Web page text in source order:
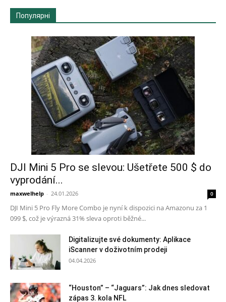
Популярні
DJI Mini 5 Pro se slevou: Ušetřete 500 $ do
vyprodání...
maxwelhelp - 24.01.2026 0
DJI Mini 5 Pro Fly More Combo je nyní k dispozici na Amazonu za 1
099 $, což je výrazná 31% sleva oproti běžné...
Digitalizujte své dokumenty: Aplikace
iScanner v doživotním prodeji
04.04.2026
“Houston” – “Jaguars”: Jak dnes sledovat
zápas 3. kola NFL